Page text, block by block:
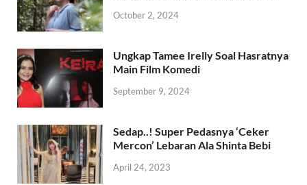
October 2, 2024
Ungkap Tamee Irelly Soal Hasratnya
Main Film Komedi
September 9, 2024
Sedap..! Super Pedasnya ‘Ceker
Mercon’ Lebaran Ala Shinta Bebi
April 24, 2023